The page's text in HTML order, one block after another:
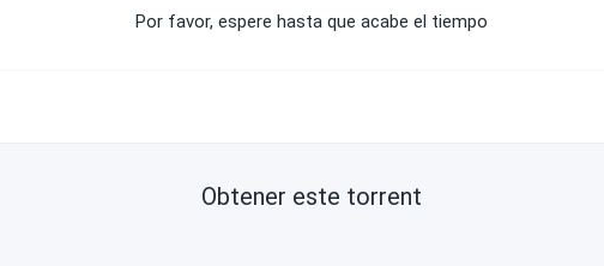
Por favor, espere hasta que acabe el tiempo
Obtener este torrent